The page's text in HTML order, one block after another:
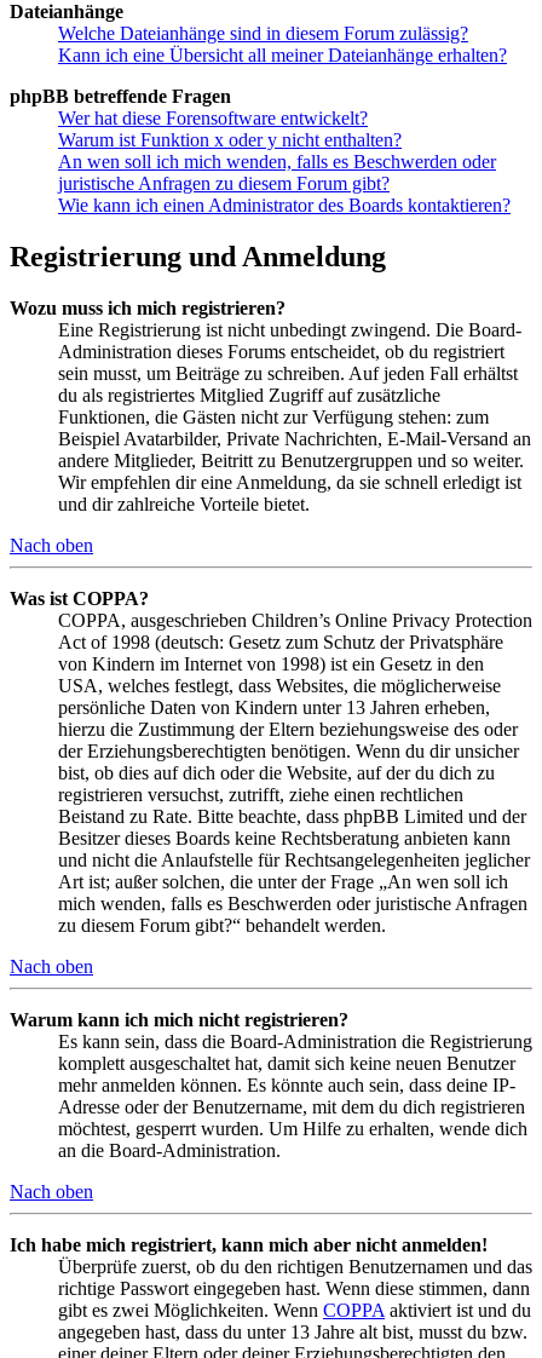
Dateianhänge
Welche Dateianhänge sind in diesem Forum zulässig?
Kann ich eine Übersicht all meiner Dateianhänge erhalten?
phpBB betreffende Fragen
Wer hat diese Forensoftware entwickelt?
Warum ist Funktion x oder y nicht enthalten?
An wen soll ich mich wenden, falls es Beschwerden oder
juristische Anfragen zu diesem Forum gibt?
Wie kann ich einen Administrator des Boards kontaktieren?
Registrierung und Anmeldung
Wozu muss ich mich registrieren?
Eine Registrierung ist nicht unbedingt zwingend. Die Board-
Administration dieses Forums entscheidet, ob du registriert
sein musst, um Beiträge zu schreiben. Auf jeden Fall erhältst
du als registriertes Mitglied Zugriff auf zusätzliche
Funktionen, die Gästen nicht zur Verfügung stehen: zum
Beispiel Avatarbilder, Private Nachrichten, E-Mail-Versand an
andere Mitglieder, Beitritt zu Benutzergruppen und so weiter.
Wir empfehlen dir eine Anmeldung, da sie schnell erledigt ist
und dir zahlreiche Vorteile bietet.
Nach oben
Was ist COPPA?
COPPA, ausgeschrieben Children’s Online Privacy Protection
Act of 1998 (deutsch: Gesetz zum Schutz der Privatsphäre
von Kindern im Internet von 1998) ist ein Gesetz in den
USA, welches festlegt, dass Websites, die möglicherweise
persönliche Daten von Kindern unter 13 Jahren erheben,
hierzu die Zustimmung der Eltern beziehungsweise des oder
der Erziehungsberechtigten benötigen. Wenn du dir unsicher
bist, ob dies auf dich oder die Website, auf der du dich zu
registrieren versuchst, zutrifft, ziehe einen rechtlichen
Beistand zu Rate. Bitte beachte, dass phpBB Limited und der
Besitzer dieses Boards keine Rechtsberatung anbieten kann
und nicht die Anlaufstelle für Rechtsangelegenheiten jeglicher
Art ist; außer solchen, die unter der Frage „An wen soll ich
mich wenden, falls es Beschwerden oder juristische Anfragen
zu diesem Forum gibt?“ behandelt werden.
Nach oben
Warum kann ich mich nicht registrieren?
Es kann sein, dass die Board-Administration die Registrierung
komplett ausgeschaltet hat, damit sich keine neuen Benutzer
mehr anmelden können. Es könnte auch sein, dass deine IP-
Adresse oder der Benutzername, mit dem du dich registrieren
möchtest, gesperrt wurden. Um Hilfe zu erhalten, wende dich
an die Board-Administration.
Nach oben
Ich habe mich registriert, kann mich aber nicht anmelden!
Überprüfe zuerst, ob du den richtigen Benutzernamen und das
richtige Passwort eingegeben hast. Wenn diese stimmen, dann
gibt es zwei Möglichkeiten. Wenn COPPA aktiviert ist und du
angegeben hast, dass du unter 13 Jahre alt bist, musst du bzw.
einer deiner Eltern oder deiner Erziehungsberechtigten den